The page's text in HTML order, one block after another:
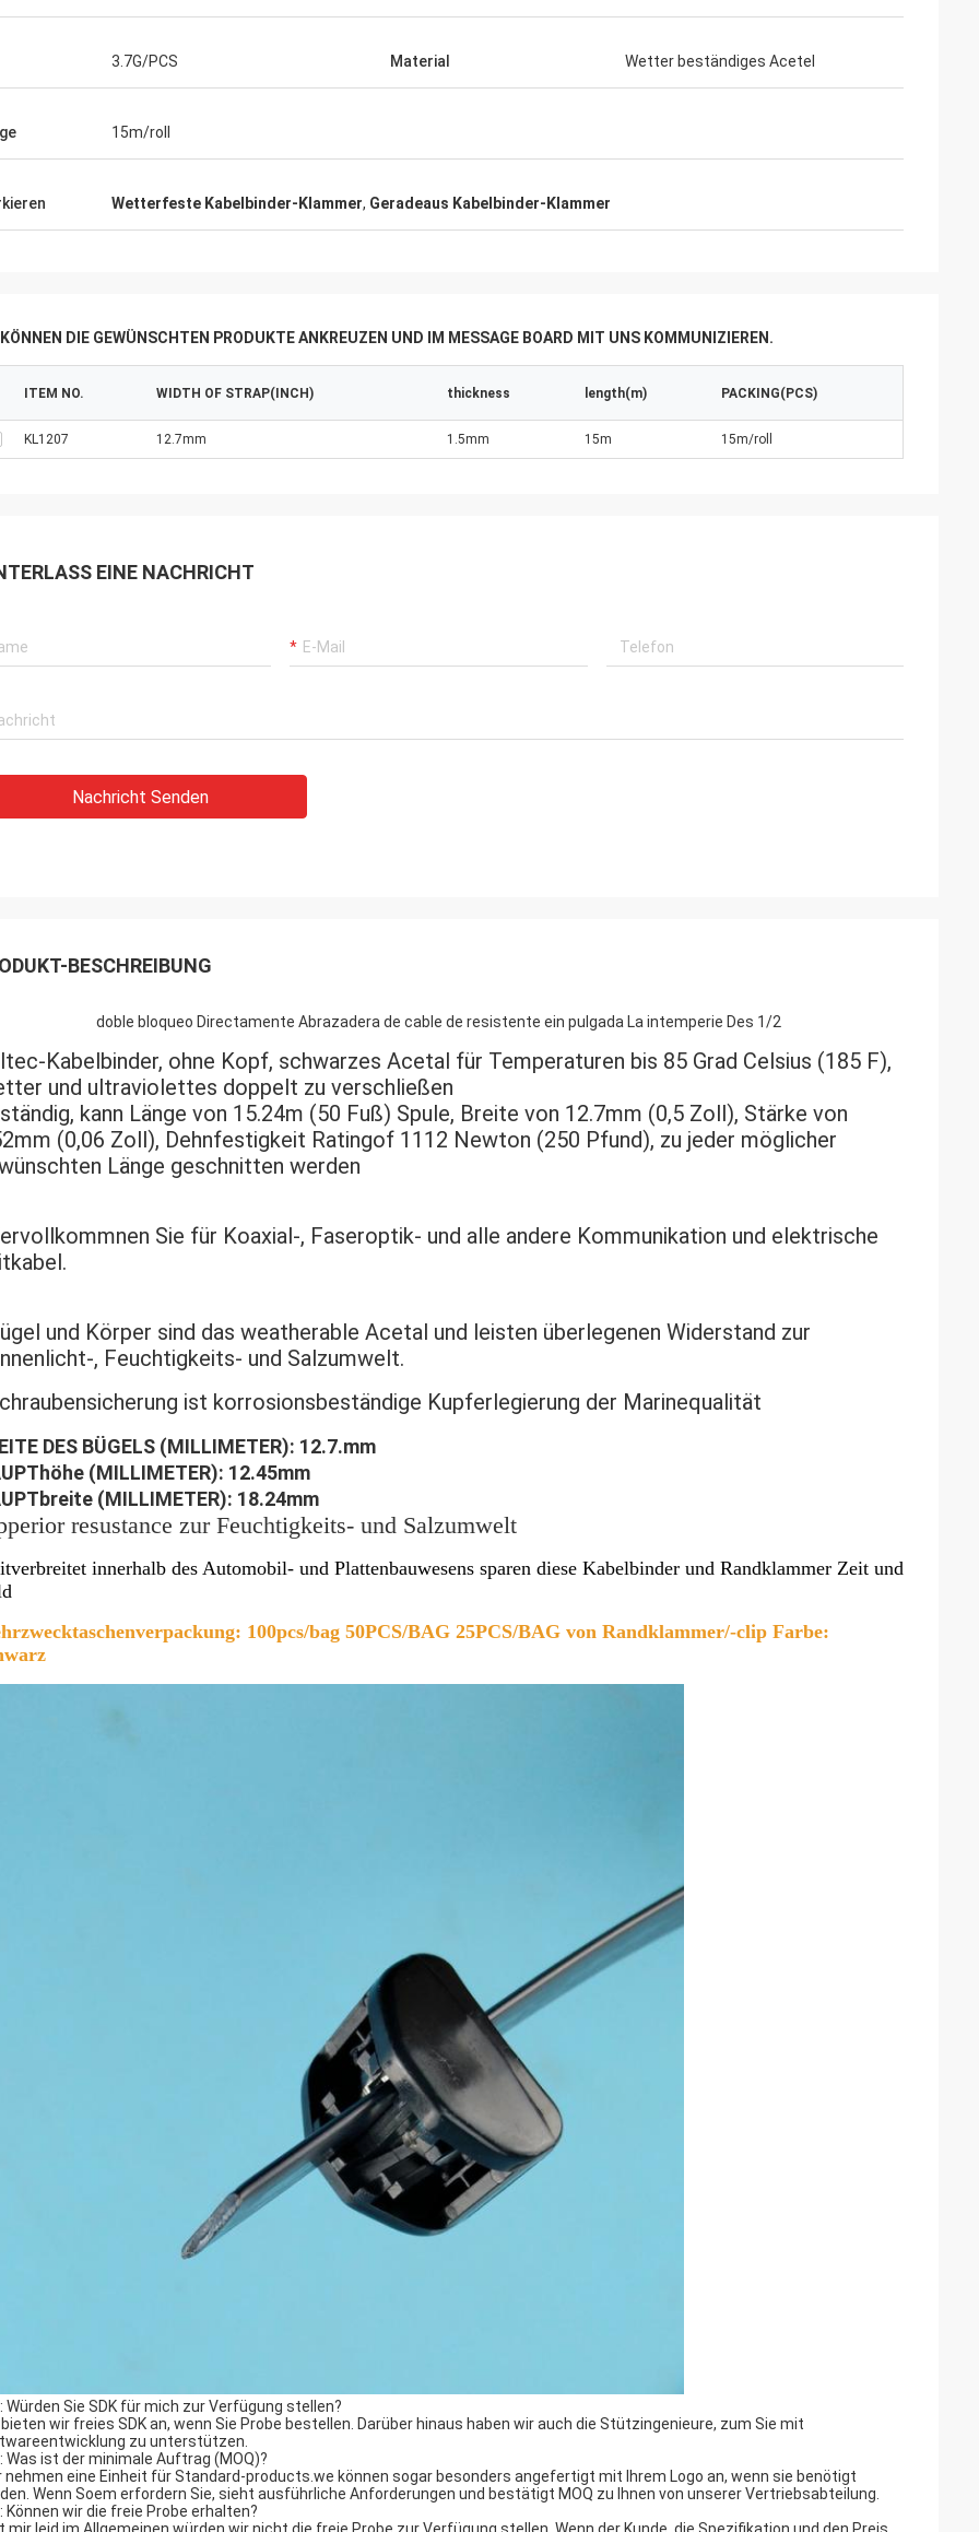
3.7G/PCS Material Wetter beständiges Acetel
15m/roll
Wetterfeste Kabelbinder-Klammer, Geradeaus Kabelbinder-Klammer
DIE GEWÜNSCHTEN PRODUKTE ANKREUZEN UND IM MESSAGE BOARD MIT UNS KOMMUNIZIEREN.
ITEM NO. WIDTH OF STRAP(INCH) thickness length(m) PACKING(PCS)
KL1207 12.7mm 1.5mm 15m 15m/roll
EINE NACHRICHT
Nachricht Senden
BESCHREIBUNG
doble bloqueo Directamente Abrazadera de cable de resistente ein pulgada La intemperie Des 1/2
Kabelbinder, ohne Kopf, schwarzes Acetal für Temperaturen bis 85 Grad Celsius (185 F),
und ultraviolettes doppelt zu verschließen
kann Länge von 15.24m (50 Fuß) Spule, Breite von 12.7mm (0,5 Zoll), Stärke von
(0,06 Zoll), Dehnfestigkeit Ratingof 1112 Newton (250 Pfund), zu jeder möglicher
Länge geschnitten werden
Sie für Koaxial-, Faseroptik- und alle andere Kommunikation und elektrische
und Körper sind das weatherable Acetal und leisten überlegenen Widerstand zur
, Feuchtigkeits- und Salzumwelt.
ist korrosionsbeständige Kupferlegierung der Marinequalität
DES BÜGELS (MILLIMETER): 12.7.mm
(MILLIMETER): 12.45mm
(MILLIMETER): 18.24mm
resustance zur Feuchtigkeits- und Salzumwelt
innerhalb des Automobil- und Plattenbauwesens sparen diese Kabelbinder und Randklammer Zeit und
100pcs/bag 50PCS/BAG 25PCS/BAG von Randklammer/-clip Farbe:
Würden Sie SDK für mich zur Verfügung stellen?
bieten wir freies SDK an, wenn Sie Probe bestellen. Darüber hinaus haben wir auch die Stützingenieure, zum Sie mit
zu unterstützen.
Was ist der minimale Auftrag (MOQ)?
nehmen eine Einheit für Standard-products.we können sogar besonders angefertigt mit Ihrem Logo an, wenn sie benötigt
Wenn Soem erfordern Sie, sieht ausführliche Anforderungen und bestätigt MOQ zu Ihnen von unserer Vertriebsabteilung.
Können wir die freie Probe erhalten?